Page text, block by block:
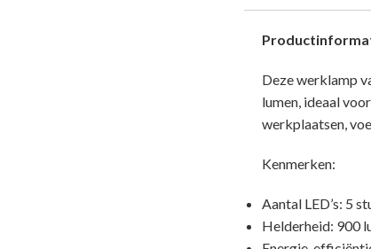
Deze werklamp
lumen, ideaal
werkplaatsen,
Kenmerken:
Aantal LED’s: 5
Helderheid: 900